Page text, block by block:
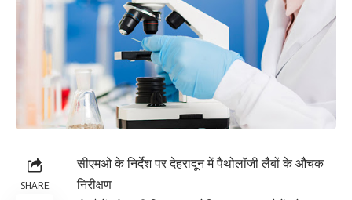
SHARE
सीएमओ के निर्देश पर देहरादून में पैथोलॉजी लैबों के औचक
निरीक्षण